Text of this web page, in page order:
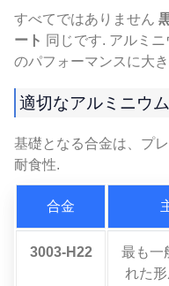
すべてではありません
ート 同じです. アルミ
のパフォーマンスに大
適切なアルミニウ
基礎となる合金は、プ
耐食性.
合金
3003-H22
最も一
れた